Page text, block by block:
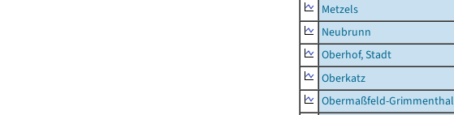
Metzels
Neubrunn
Oberhof, Stadt
Oberkatz
Obermaßfeld-Grimmenthal